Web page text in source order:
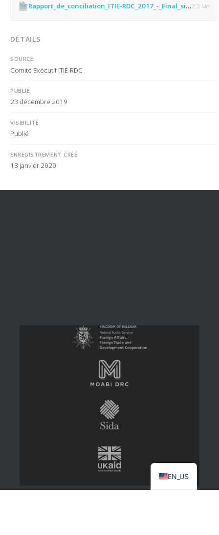
Rapport_de_conciliation_ITIE-RDC_2017_-_Final_signé.pdf 2,3 Mo
DÉTAILS
SOURCE
Comité Exécutif ITIE-RDC
PUBLIÉ
23 décembre 2019
VISIBILITÉ
Publié
ENREGISTREMENT CRÉÉ
13 janvier 2020
EN_US